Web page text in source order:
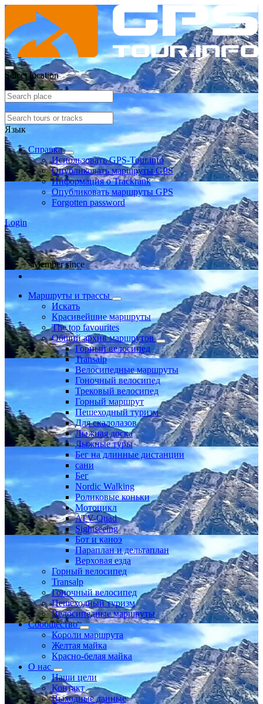
Select location
Язык
Справка
Использовать GPS-Tour.info
Опубликовать маршруты GPS
Информация о Trackrank
Опубликовать маршруты GPS
Forgotten password
Login
Member since
Маршруты и трассы
Искать
Красивейшие маршруты
The top favourites
Общий архив маршрутов
Горный велосипед
Transalp
Велосипедные маршруты
Гоночный велосипед
Трековый велосипед
Горный маршрут
Пешеходный туризм
Для скалолазов
Лыжная доска
Лыжные туры
Бег на длинные дистанции
сани
Бег
Nordic Walking
Роликовые коньки
Мотоцикл
ATV-Quad
Sightseeing
Бот и каноэ
Параплан и дельтаплан
Верховая езда
Горный велосипед
Transalp
Гоночный велосипед
Пешеходный туризм
Велосипедные маршруты
Сообщество
Короли маршрута
Желтая майка
Красно-белая майка
О нас
Наши цели
Контакт
Выходные данные